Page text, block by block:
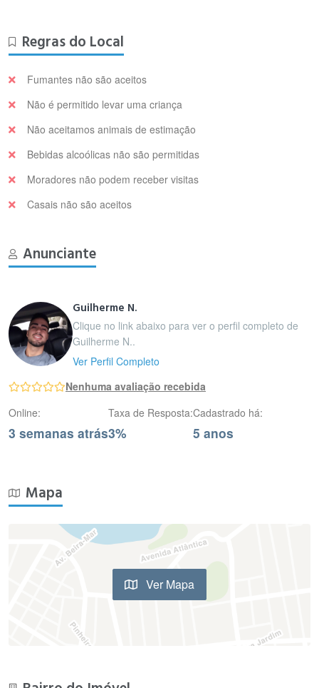
Regras do Local
Fumantes não são aceitos
Não é permitido levar uma criança
Não aceitamos animais de estimação
Bebidas alcoólicas não são permitidas
Moradores não podem receber visitas
Casais não são aceitos
Anunciante
Guilherme N.
Clique no link abaixo para ver o perfil completo de
Guilherme N..
Ver Perfil Completo
Nenhuma avaliação recebida
Online:
3 semanas atrás
Taxa de Resposta:
3%
Cadastrado há:
5 anos
Mapa
Ver Mapa